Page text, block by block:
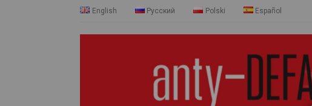
English Русский Polski Español